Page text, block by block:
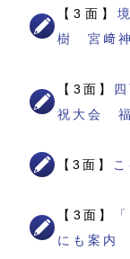
【3面】
樹 宮﨑
【3面】
祝大会
【3面】
【3面】
にも案内